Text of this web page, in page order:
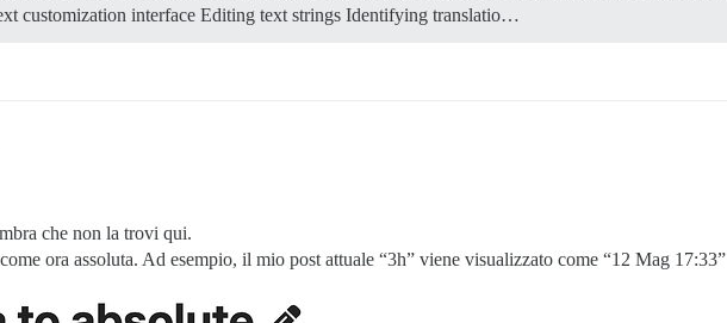
customization interface Editing text strings Identifying translatio…
che non la trovi qui.
ora assoluta. Ad esempio, il mio post attuale “3h” viene visualizzato come “12 Mag 17:33”